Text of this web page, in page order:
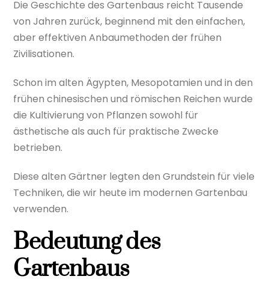
Die Geschichte des Gartenbaus reicht Tausende
von Jahren zurück, beginnend mit den einfachen,
aber effektiven Anbaumethoden der frühen
Zivilisationen.
Schon im alten Ägypten, Mesopotamien und in den
frühen chinesischen und römischen Reichen wurde
die Kultivierung von Pflanzen sowohl für
ästhetische als auch für praktische Zwecke
betrieben.
Diese alten Gärtner legten den Grundstein für viele
Techniken, die wir heute im modernen Gartenbau
verwenden.
Bedeutung des
Gartenbaus